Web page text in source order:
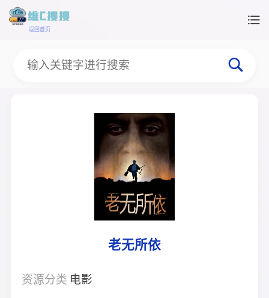
返回首页
老无所依
资源分类 电影